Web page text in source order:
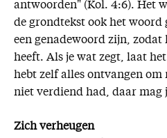
antwoorden" (Kol. 4:6). Het
de grondtekst ook het woord
een genadewoord zijn, zodat
heeft. Als je wat zegt, laat
hebt zelf alles ontvangen
niet verdiend had, daar mag
Zich verheugen